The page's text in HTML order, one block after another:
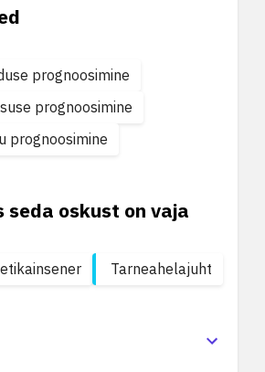
prognoosimine
prognoosimine
prognoosimine
seda oskust on vaja
Tarneahelajuht